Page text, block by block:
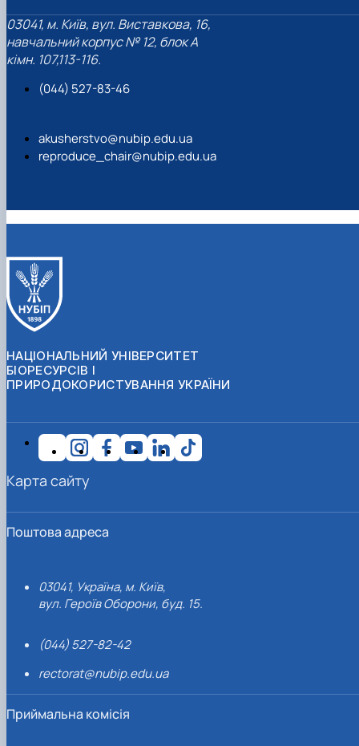
03041, м. Київ, вул. Виставкова, 16,
навчальний корпус № 12, блок А
кімн. 107,113-116.
(044) 527-83-46
akusherstvo@nubip.edu.ua
reproduce_chair@nubip.edu.ua
НАЦІОНАЛЬНИЙ УНІВЕРСИТЕТ
БІОРЕСУРСІВ І
ПРИРОДОКОРИСТУВАННЯ УКРАЇНИ
Поштова адреса
03041, Україна, м. Київ,
вул. Героїв Оборони, буд. 15.
(044) 527-82-42
rectorat@nubip.edu.ua
Приймальна комісія
Карта сайту